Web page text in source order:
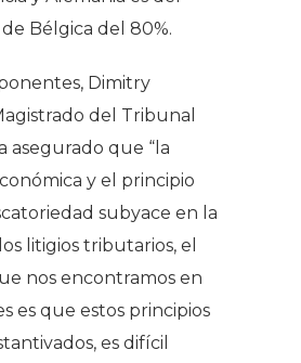
Bélgica del 80%.
, Dimitry
del Tribunal
asegurado que “ la
y el principio
subyace en la
litigios tributarios, el
nos encontramos en
es que estos principios
es difícil